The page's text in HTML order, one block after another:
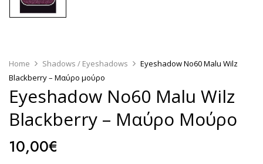
Home Shadows / Eyeshadows
Eyeshadow Νο60 Malu Wilz
Blackberry – Μαύρο μούρο
Eyeshadow Νο60 Malu Wilz
Blackberry – Μαύρο Μούρο
10,00€